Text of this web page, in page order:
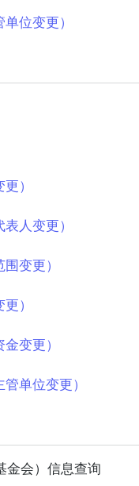
位变更）
）
人变更）
变更）
）
变更）
单位变更）
金会）信息查询